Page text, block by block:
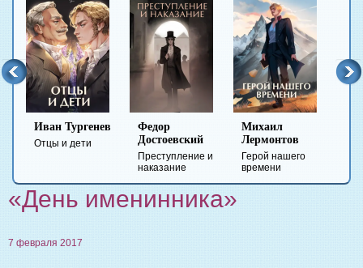
Иван Тургенев
Отцы и дети
Федор
Достоевский
Преступление и
наказание
Михаил
Лермонтов
Герой нашего
времени
«День именинника»
7 февраля 2017